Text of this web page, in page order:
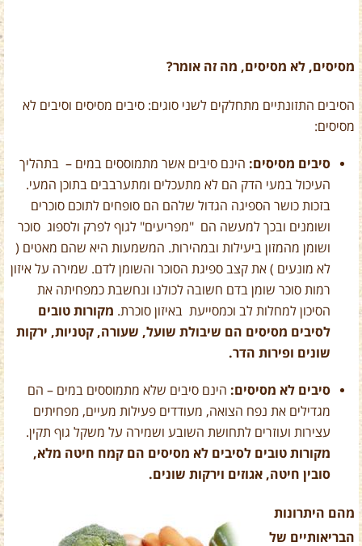
מסיסים, לא מסיסים, מה זה אומר?
הסיבים התזונתיים מתחלקים לשני סוגים: סיבים מסיסים וסיבים לא
מסיסים:
סיבים מסיסים: הינם סיבים אשר מתמוססים במים – בתהליך
העיכול במעי הדק הם לא מתעכלים ומתערבבים בתוכן המעי.
בזכות כושר הספיגה הגדול שלהם הם סופחים לתוכם סוכרים
ושומנים ובכך למעשה הם "מפריעים" לגוף לפרק ולספוג סוכר
ושומן מהמזון ביעילות ובמהירות. המשמעות היא שהם מאטים (
לא מונעים ) את קצב ספיגת הסוכר והשומן לדם. שמירה על איזון
רמות סוכר שומן בדם חשובה לכולנו ונחשבת כמפחיתה את
הסיכון למחלות לב וכמסייעת באיזון סוכרת. מקורות טובים
לסיבים מסיסים הם שיבולת שועל, שעורה, קטניות, ירקות
שונים ופירות הדר.
סיבים לא מסיסים: הינם סיבים שלא מתמוססים במים – הם
מגדילים את נפח הצואה, מעודדים פעילות מעיים, מפחיתים
עצירות ועוזרים לתחושת השובע ושמירה על משקל גוף תקין.
מקורות טובים לסיבים לא מסיסים הם קמח חיטה מלא,
סובין חיטה, אגוזים וירקות שונים.
מהם היתרונות
הבריאותיים של